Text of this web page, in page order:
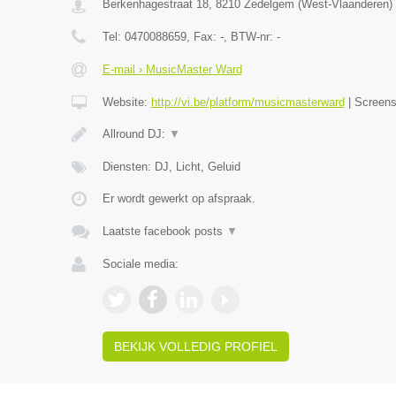
Berkenhagestraat 18, 8210 Zedelgem (West-Vlaanderen)
Tel: 0470088659, Fax: -, BTW-nr: -
E-mail › MusicMaster Ward
Website: http://vi.be/platform/musicmasterward
Allround DJ: ▼
Diensten: DJ, Licht, Geluid
Er wordt gewerkt op afspraak.
Laatste facebook posts ▼
Sociale media:
BEKIJK VOLLEDIG PROFIEL